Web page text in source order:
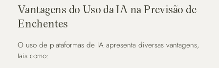
Vantagens do Uso da IA na Previsão de
Enchentes
O uso de plataformas de IA apresenta diversas vantagens,
tais como: